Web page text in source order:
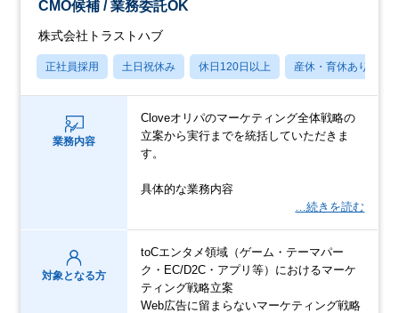
CMO候補 / 業務委託OK
株式会社トラストハブ
正社員採用 土日祝休み 休日120日以上 産休・育休あり
業務内容
Cloveオリパのマーケティング全体戦略の
立案から実行までを統括していただきま
す。
具体的な業務内容
…続きを読む
対象となる方
toCエンタメ領域（ゲーム・テーマパー
ク・EC/D2C・アプリ等）におけるマーケ
ティング戦略立案
Web広告に留まらないマーケティング戦略